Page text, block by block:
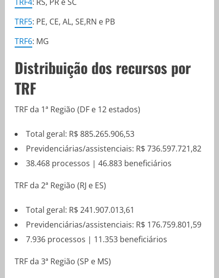
TRF5: PE, CE, AL, SE,RN e PB
TRF6: MG
Distribuição dos recursos por
TRF
TRF da 1ª Região (DF e 12 estados)
Total geral: R$ 885.265.906,53
Previdenciárias/assistenciais: R$ 736.597.721,82
38.468 processos | 46.883 beneficiários
TRF da 2ª Região (RJ e ES)
Total geral: R$ 241.907.013,61
Previdenciárias/assistenciais: R$ 176.759.801,59
7.936 processos | 11.353 beneficiários
TRF da 3ª Região (SP e MS)